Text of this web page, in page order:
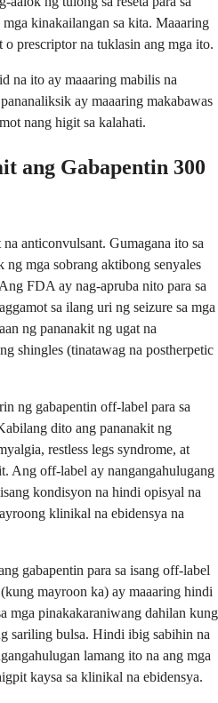
kinakailangan sa kita. Maaaring
prescriptor na tuklasin ang mga ito.
na ito ay maaaring mabilis na
ay maaaring makabawas
nang higit sa kalahati.
ang Gabapentin 300
anticonvulsant. Gumagana ito sa
ng mga sobrang aktibong senyales
FDA ay nag-apruba nito para sa
sa ilang uri ng seizure sa mga
ng pananakit ng ugat na
shingles (tinatawag na postherpetic
ng gabapentin off-label para sa
dito ang pananakit ng
restless legs syndrome, at
Ang off-label ay nangangahulugang
kondisyon na hindi opisyal na
klinikal na ebidensya na
gabapentin para sa isang off-label
mayroon ka) ay maaaring hindi
mga pinakakaraniwang dahilan kung
sariling bulsa. Hindi ibig sabihin na
lamang ito na ang mga
kaysa sa klinikal na ebidensya.